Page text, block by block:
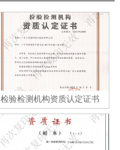
检验检测机构资质认定证书